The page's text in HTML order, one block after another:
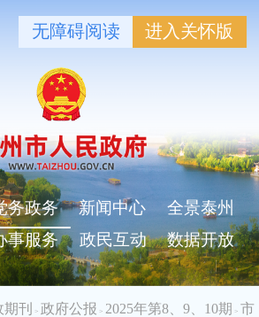
无障碍阅读 进入关怀版
务政务 新闻中心
全景泰州
事服务 政民互动 数据开放
期刊 > 政府公报 > 2025年第8、9、10期 > 市